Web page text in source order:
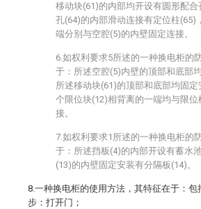
移动块(61)的内部均开设有圆形配
孔(64)的内部滑动连接有定位柱(65)
端分别与空腔(5)的内壁固定连接。
6.如权利要求5所述的一种换电柜的
于：所述空腔(5)内壁的顶部和底部
所述移动块(61)的顶部和底部均固
个限位块(12)相背离的一端均与限
接。
7.如权利要求1所述的一种换电柜的
于：所述挡板(4)的内部开设有蓄水
(13)的内壁固定安装有分隔板(14)。
8.一种换电柜的使用方法，其特征在于：包
步：打开门；